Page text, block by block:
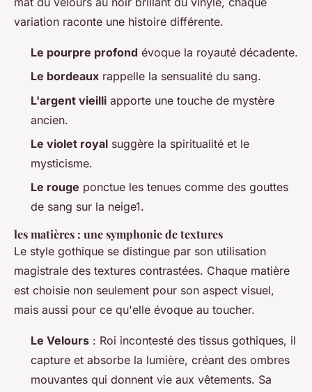
variation raconte une histoire différente.
Le pourpre profond évoque la royauté décadente.
Le bordeaux rappelle la sensualité du sang.
L'argent vieilli apporte une touche de mystère
ancien.
Le violet royal suggère la spiritualité et le
mysticisme.
Le rouge ponctue les tenues comme des gouttes
de sang sur la neige1.
les matières : une symphonie de textures
Le style gothique se distingue par son utilisation
magistrale des textures contrastées. Chaque matière
est choisie non seulement pour son aspect visuel,
mais aussi pour ce qu'elle évoque au toucher.
Le Velours : Roi incontesté des tissus gothiques, il
capture et absorbe la lumière, créant des ombres
mouvantes qui donnent vie aux vêtements. Sa